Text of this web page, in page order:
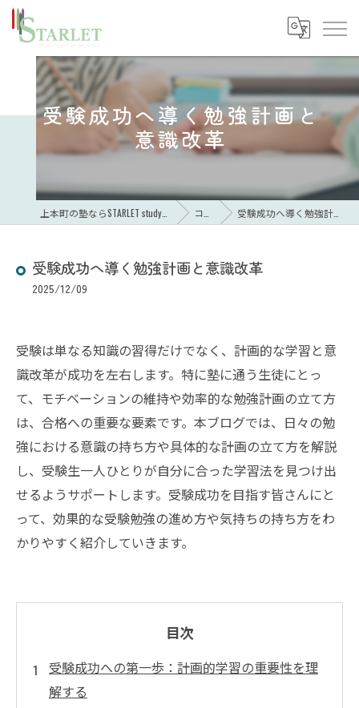
受験成功へ導く勉強計画と
意識改革
コラム 受験成功へ導く勉強計画と意識改革
受験成功へ導く勉強計画と意識改革
2025/12/09
受験は単なる知識の習得だけでなく、計画的な学習と意
識改革が成功を左右します。特に塾に通う生徒にとっ
て、モチベーションの維持や効率的な勉強計画の立て方
は、合格への重要な要素です。本ブログでは、日々の勉
強における意識の持ち方や具体的な計画の立て方を解説
し、受験生一人ひとりが自分に合った学習法を見つけ出
せるようサポートします。受験成功を目指す皆さんにと
って、効果的な受験勉強の進め方や気持ちの持ち方をわ
かりやすく紹介していきます。
目次
受験成功への第一歩：計画的学習の重要性を理
解する